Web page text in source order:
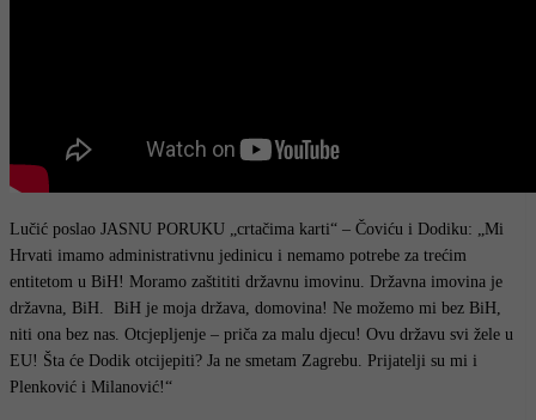
Lučić poslao JASNU PORUKU „crtačima karti“ – Čoviću i Dodiku: „Mi
Hrvati imamo administrativnu jedinicu i nemamo potrebe za trećim
entitetom u BiH! Moramo zaštititi državnu imovinu. Državna imovina je
državna, BiH. BiH je moja država, domovina! Ne možemo mi bez BiH,
niti ona bez nas. Otcjepljenje – priča za malu djecu! Ovu državu svi žele u
EU! Šta će Dodik otcijepiti? Ja ne smetam Zagrebu. Prijatelji su mi i
Plenković i Milanović!“